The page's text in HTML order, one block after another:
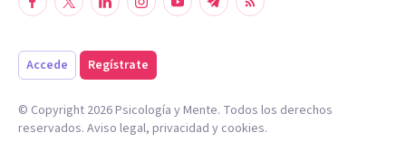
Accede Regístrate
© Copyright 2026Psicología y Mente. Todos los derechos
reservados. Aviso legal, privacidad y cookies.